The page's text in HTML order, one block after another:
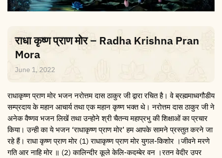
राधा कृष्ण प्राण मोर – Radha Krishna Pran
Mora
June 1, 2022
राधाकृष्ण प्राण मोर भजन नरोत्तम दास ठाकुर जी द्वारा रचित है। वे ब्रह्ममाध्वगौडीय
सम्प्रदाय के महान आचार्य तथा एक महान कृष्ण भक्त थे। नरोत्तम दास ठाकुर जी ने
अनेक वैष्णव भजन लिखें तथा उन्होने श्री चैतन्य महाप्रभु की शिक्षाओं का प्रचार
किया। उन्ही का ये भजन ‘राधाकृष्ण प्राण मोर’ हम आपके सामने प्रस्तुत करने जा
रहे हैं। राधा कृष्ण प्राण मोर (1) राधाकृष्ण प्राण मोर युगल-किशोर ।जीवने मरणे
गति आर नाहि मोर ॥ (2) कालिन्दीर कूले केलि-कदम्बेर वन ।रतन वेदीर उपर